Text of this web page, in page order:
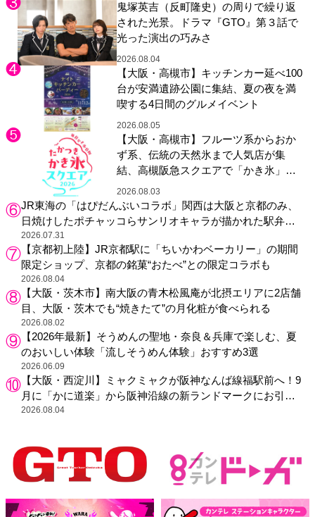
鬼塚英吉（反町隆史）の周りで繰り返
された光景。ドラマ『GTO』第３話で
光った演出の巧みさ
2026.08.04
【大阪・高槻市】キッチンカー延べ100
台が安満遺跡公園に集結、夏の夜を満
喫する4日間のグルメイベント
2026.08.05
【大阪・高槻市】フルーツ系からおか
ず系、伝統の天然氷まで人気店が集
結、高槻阪急スクエアで「かき氷」祭
り
2026.08.03
JR東海の「はぴだんぶいコラボ」関西は大阪と京都のみ、
日焼けしたポチャッコらサンリオキャラが描かれた駅弁や
グッズが登場
2026.07.31
【京都初上陸】JR京都駅に「ちいかわベーカリー」の期間
限定ショップ、京都の銘菓“おたべ”との限定コラボも
2026.08.04
【大阪・茨木市】南大阪の青木松風庵が北摂エリアに2店舗
目、大阪・茨木でも“焼きたて”の月化粧が食べられる
2026.08.02
【2026年最新】そうめんの聖地・奈良＆兵庫で楽しむ、夏
のおいしい体験「流しそうめん体験」おすすめ3選
2026.06.09
【大阪・西淀川】ミャクミャクが阪神なんば線福駅前へ！9
月に「かに道楽」から阪神沿線の新ランドマークにお引っ
越し
2026.08.04